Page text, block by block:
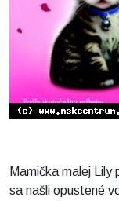
Mamička malej
sa našli opustené